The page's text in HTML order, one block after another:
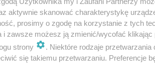
leśniczówka w Warszawie
gości już w tym roku
aktywnie skanować charakterystykę
prosimy o zgodę na korzystanie z tych
i zawsze możesz ją zmienić/wycofać
strony
. Niektóre rodzaje
się takiemu przetwarzaniu. Preferencje